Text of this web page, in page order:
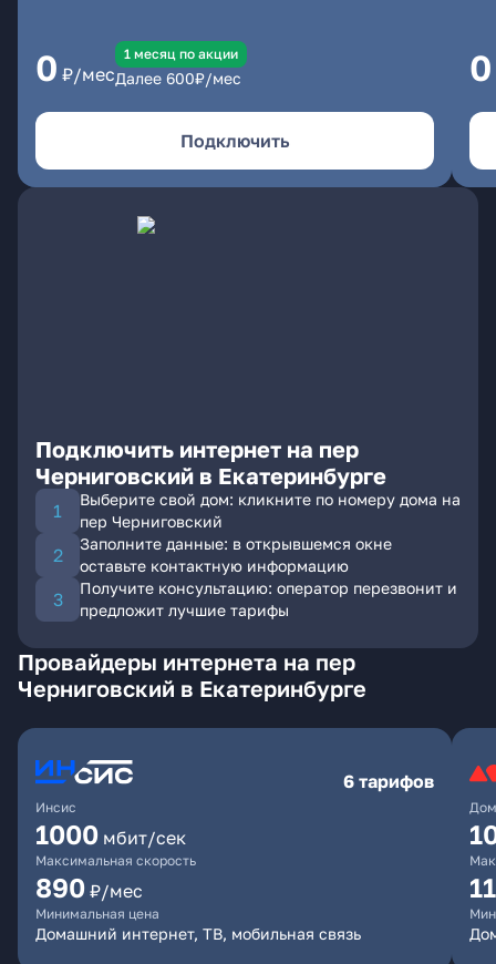
0 ₽/мес
1 месяц по акции
Далее 600₽/мес
Подключить
0
Подключить интернет на пер
Черниговский в Екатеринбурге
Выберите свой дом: кликните по номеру дома на
пер Черниговский
Заполните данные: в открывшемся окне
оставьте контактную информацию
Получите консультацию: оператор перезвонит и
предложит лучшие тарифы
Провайдеры интернета на пер
Черниговский в Екатеринбурге
Инсис
6 тарифов
1000 мбит/сек
Максимальная скорость
890 ₽/мес
Минимальная цена
Домашний интернет, ТВ, мобильная связь